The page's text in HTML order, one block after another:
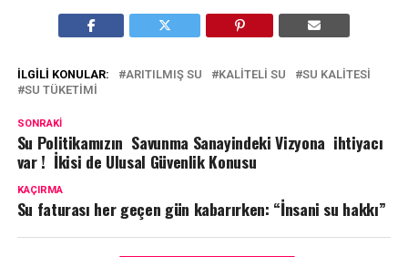
İLGILI KONULAR: ARITILMIŞ SU KALITELI SU
SU KALITESI
SU TÜKETIMI
SONRAKI
Su Politikamızın Savunma Sanayindeki Vizyona ihtiyacı
var ! İkisi de Ulusal Güvenlik Konusu
KAÇIRMA
Su faturası her geçen gün kabarırken: “İnsani su hakkı”